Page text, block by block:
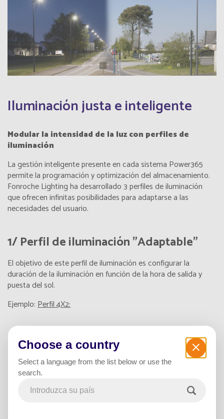
Iluminación justa e inteligente
Modular la intensidad de la luz con perfiles de
iluminación
La gestión inteligente presente en cada sistema Power365
permite la programación y optimización del almacenamiento.
Fonroche Lighting ha desarrollado 3 perfiles de iluminación
que ofrecen infinitas posibilidades para adaptarse a las
necesidades del usuario.
1/ Perfil de iluminación "Adaptable"
El objetivo de este perfil de iluminación es configurar la
duración de la iluminación en función de la hora de salida y
puesta del sol.
Ejemplo:Perfil 4X2:
Choose a country
Select a language from the list below or use the
search.